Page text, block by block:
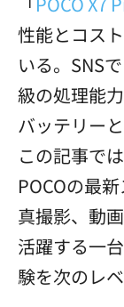
性能とコス
いる。SNS
級の処理能
バッテリー
この記事で
POCOの最
真撮影、動
活躍する一
験を次のレ